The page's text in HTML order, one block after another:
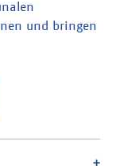
und bringen